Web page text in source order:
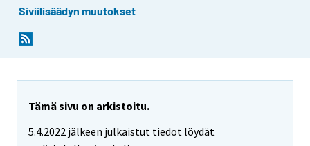
Siviilisäädyn muutokset
Tämä sivu on arkistoitu.
5.4.2022 jälkeen julkaistut tiedot löydät